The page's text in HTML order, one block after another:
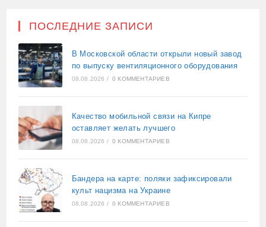
ПОСЛЕДНИЕ ЗАПИСИ
В Московской области открыли новый завод
по выпуску вентиляционного оборудования
08.08.2026 / 0 КОММЕНТАРИЕВ
Качество мобильной связи на Кипре
оставляет желать лучшего
08.08.2026 / 0 КОММЕНТАРИЕВ
Бандера на карте: поляки зафиксировали
культ нацизма на Украине
08.08.2026 / 0 КОММЕНТАРИЕВ